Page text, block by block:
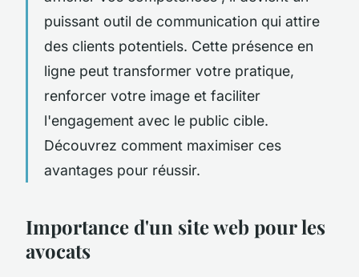
puissant outil de communication qui attire
des clients potentiels. Cette présence en
ligne peut transformer votre pratique,
renforcer votre image et faciliter
l'engagement avec le public cible.
Découvrez comment maximiser ces
avantages pour réussir.
Importance d'un site web pour les
avocats